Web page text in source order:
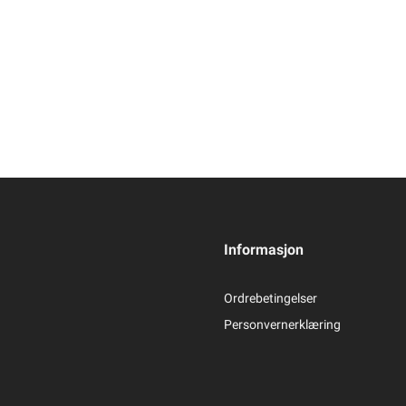
Informasjon
Ordrebetingelser
Personvernerklæring